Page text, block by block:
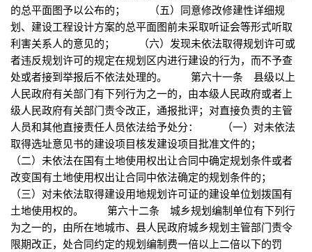
的总平面图予以公布的； （五）同意修改修建性详细规
划、建设工程设计方案的总平面图前未采取听证会等形式听取
利害关系人的意见的； （六）发现未依法取得规划许可或
者违反规划许可的规定在规划区内进行建设的行为，而不予查
处或者接到举报后不依法处理的。 第六十一条 县级以上
人民政府有关部门有下列行为之一的，由本级人民政府或者上
级人民政府有关部门责令改正，通报批评；对直接负责的主管
人员和其他直接责任人员依法给予处分： （一）对未依法
取得选址意见书的建设项目核发建设项目批准文件的；
（二）未依法在国有土地使用权出让合同中确定规划条件或者
改变国有土地使用权出让合同中依法确定的规划条件的；
（三）对未依法取得建设用地规划许可证的建设单位划拨国有
土地使用权的。 第六十二条 城乡规划编制单位有下列行
为之一的，由所在地城市、县人民政府城乡规划主管部门责令
限期改正，处合同约定的规划编制费一倍以上二倍以下的罚